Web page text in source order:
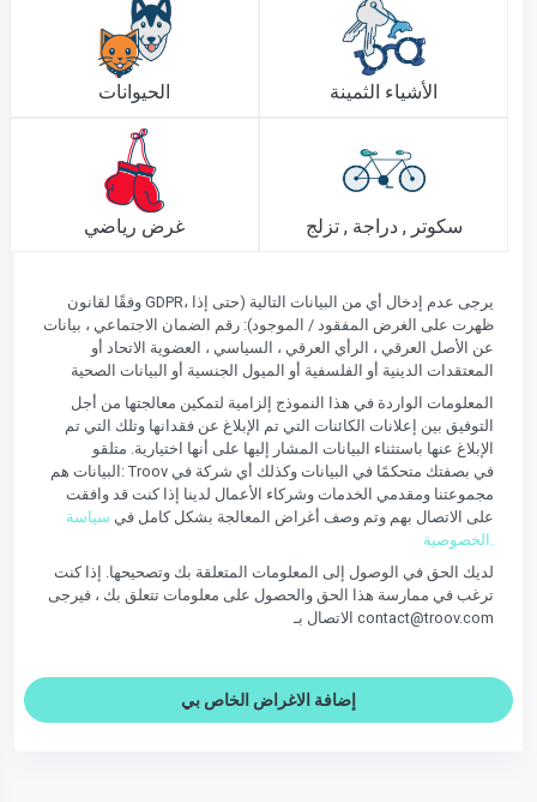
الحيوانات الأشياء الثمينة
غرض رياضي سكوتر , دراجة , تزلج
وفقًا لقانون GDPR، يرجى عدم إدخال أي من البيانات التالية (حتى إذا
ظهرت على الغرض المفقود / الموجود): رقم الضمان الاجتماعي ، بيانات
عن الأصل العرقي ، الرأي العرقي ، السياسي ، العضوية الاتحاد أو
المعتقدات الدينية أو الفلسفية أو الميول الجنسية أو البيانات الصحية
المعلومات الواردة في هذا النموذج إلزامية لتمكين معالجتها من أجل
التوفيق بين إعلانات الكائنات التي تم الإبلاغ عن فقدانها وتلك التي تم
الإبلاغ عنها باستثناء البيانات المشار إليها على أنها اختيارية. متلقو
البيانات هم: Troov في بصفتك متحكمًا في البيانات وكذلك أي شركة في
مجموعتنا ومقدمي الخدمات وشركاء الأعمال لدينا إذا كنت قد وافقت
على الاتصال بهم وتم وصف أغراض المعالجة بشكل كامل في سياسة
الخصوصية.
لديك الحق في الوصول إلى المعلومات المتعلقة بك وتصحيحها. إذا كنت
ترغب في ممارسة هذا الحق والحصول على معلومات تتعلق بك ، فيرجى
الاتصال بـ contact@troov.com
إضافة الاغراض الخاص بي